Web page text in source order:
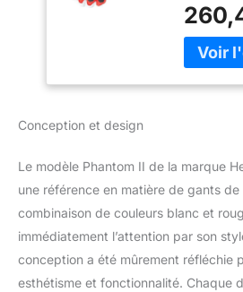
et
Conception et design
Le modèle Phantom II de la marque
une référence en matière de gants de
combinaison de couleurs blanc et
immédiatement l’attention par son
conception a été mûrement réfléchie
esthétisme et fonctionnalité. Chaque